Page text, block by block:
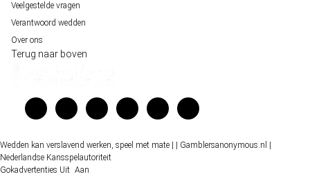
Veelgestelde vragen
Verantwoord wedden
Over ons
Terug naar boven
Wedden kan verslavend werken, speel met mate | | Gamblersanonymous.nl
Nederlandse Kansspelautoriteit
Gokadvertenties Uit Aan